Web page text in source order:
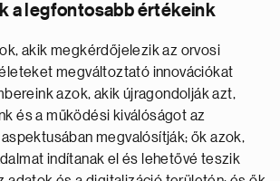
a legfontosabb értékeink
akik megkérdőjelezik az orvosi
megváltoztató innovációkat
azok, akik újragondolják azt,
és a működési kiválóságot az
megvalósítják; ők azok,
indítanak el és lehetővé teszik